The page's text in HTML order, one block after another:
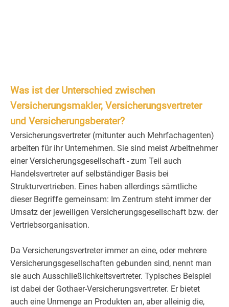
Was ist der Unterschied zwischen
Versicherungsmakler, Versicherungsvertreter
und Versicherungsberater?
Versicherungsvertreter (mitunter auch Mehrfachagenten)
arbeiten für ihr Unternehmen. Sie sind meist Arbeitnehmer
einer Versicherungsgesellschaft - zum Teil auch
Handelsvertreter auf selbständiger Basis bei
Strukturvertrieben. Eines haben allerdings sämtliche
dieser Begriffe gemeinsam: Im Zentrum steht immer der
Umsatz der jeweiligen Versicherungsgesellschaft bzw. der
Vertriebsorganisation.
Da Versicherungsvertreter immer an eine, oder mehrere
Versicherungsgesellschaften gebunden sind, nennt man
sie auch Ausschließlichkeitsvertreter. Typisches Beispiel
ist dabei der Gothaer-Versicherungsvertreter. Er bietet
auch eine Unmenge an Produkten an, aber alleinig die,